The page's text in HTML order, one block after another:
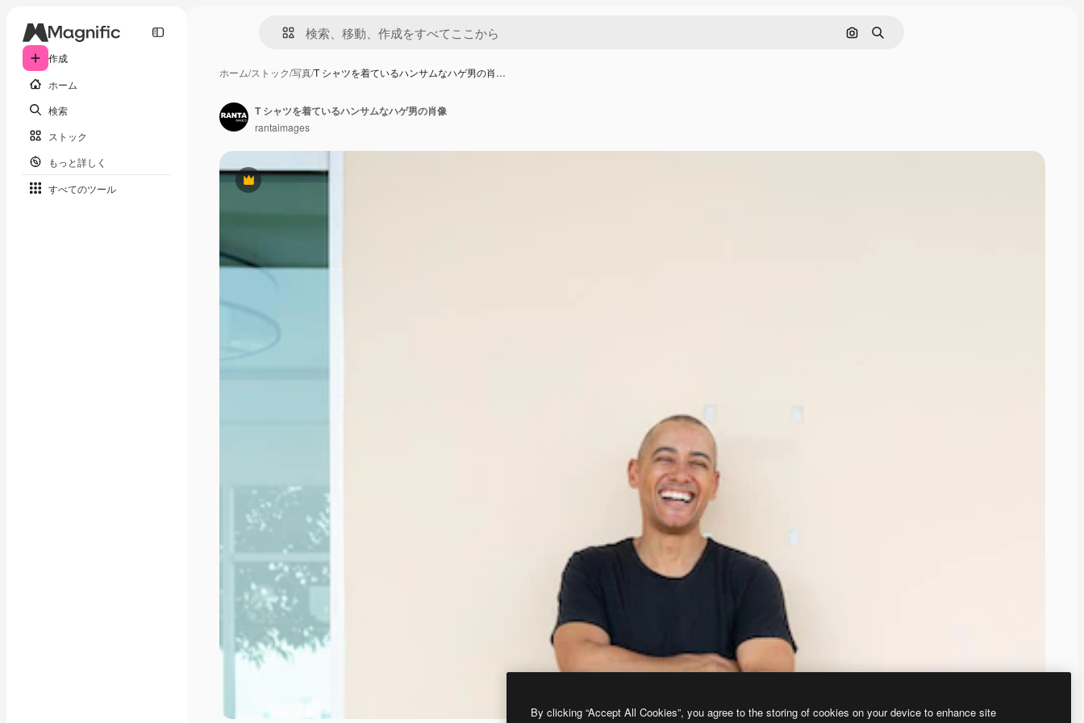
作成
ホーム
検索
ストック
もっと詳しく
すべてのツール
画像で検索
検索
ホーム/ストック/写真/T シャツを着ているハンサムなハゲ男の肖…
Premium
T シャツを着ているハンサムなハゲ男の肖像
rantaimages
By clicking “Accept All Cookies”, you agree to the storing of cookies on your device to enhance site